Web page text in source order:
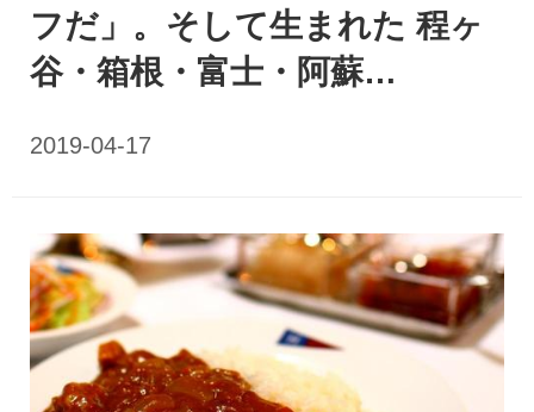
フだ」。そして生まれた 程ヶ
谷・箱根・富士・阿蘇…